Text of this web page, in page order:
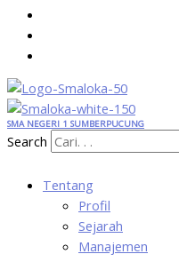
SMA NEGERI 1 SUMBERPUCUNG
Search
Tentang
Profil
Sejarah
Manajemen